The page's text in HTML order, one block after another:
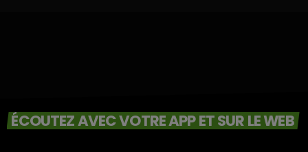
ÉCOUTEZ AVEC VOTRE APP ET SUR LE WEB